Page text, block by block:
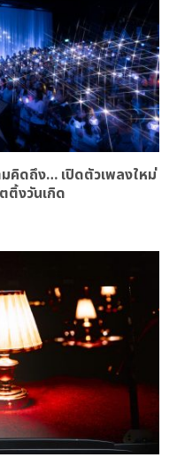
มคิดถึง… เปิดตัวเพลงใหม่
ติ้งวันเกิด